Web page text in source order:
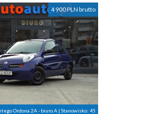
4 900 PLN brutto
Ordona 2A - biuro A | Stanowisko: 45